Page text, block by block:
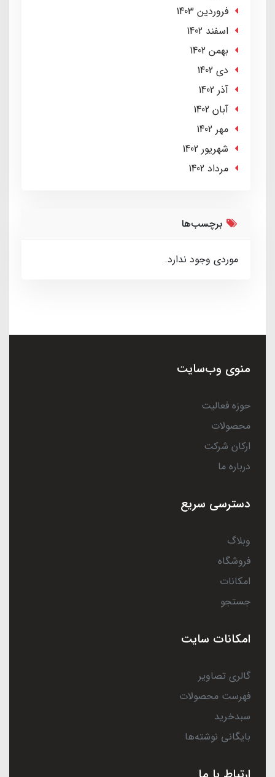
فروردین 1403
اسفند 1402
بهمن 1402
دی 1402
آذر 1402
آبان 1402
مهر 1402
شهریور 1402
مرداد 1402
برچسب‌ها
موردی وجود ندارد.
منوی وب‌سایت
حوزه فعالیت
محصولات
ارکان شرکت
درباره ما
دسترسی سریع
وبلاگ
فروشگاه
امکانات
جستجو
امکانات سایت
گالری تصاویر
فهرست محصولات
سبدخرید
بایگانی نوشته‌ها